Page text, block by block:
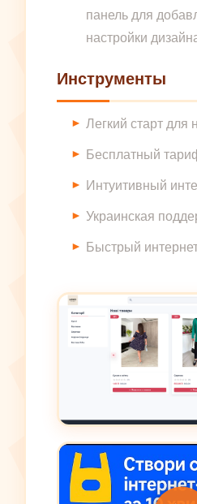
панель для
настройки
Инструменты
Легкий старт для
Бесплатный
Интуитивный
Украинская
Быстрый